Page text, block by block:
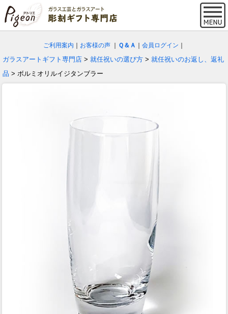
ご利用案内 お客様の声 Ｑ＆Ａ 会員ログイン
ガラスアートギフト専門店 > 就任祝いの選び方 > 就任祝いのお返し、返礼
品 > ボルミオリルイジタンブラー